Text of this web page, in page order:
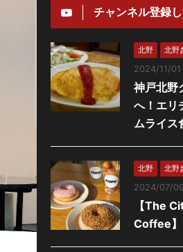
チャンネル登録
北野 北野
2024/11/01
神戸北野
へ！エリ
ムライス
北野 北野
2024/07/09
【The
Coffee】